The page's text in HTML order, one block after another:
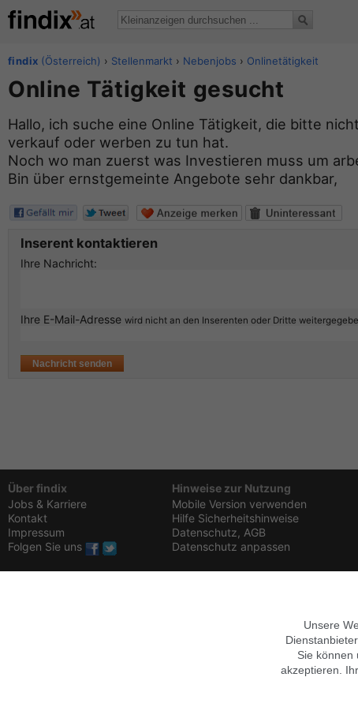
findix (Österreich) › Stellenmarkt › Nebenjobs › Onlinetätigkeit
Online Tätigkeit gesucht
Hallo, ich suche eine Online Tätigkeit, die bitte
verkauf oder werben zu tun hat.
Noch wo man zuerst was Investieren muss um
Bin über ernstgemeinte Angebote sehr dankbar,
Inserent kontaktieren
Ihre Nachricht:
Ihre E-Mail-Adresse wird nicht an den Inserenten oder Dritte
Über findix
Jobs & Karriere
Kontakt
Impressum
Folgen Sie uns
Hinweise zur Nutzung
Mobile Version verwenden
Hilfe Sicherheitshinweise
Datenschutz, AGB
Datenschutz anpassen
Unsere
Sie können
akzeptieren.